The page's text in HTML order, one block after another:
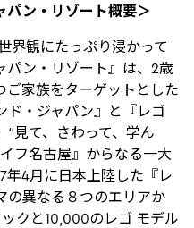
パン・リゾート概要＞
界観にたっぷり浸かって
パン・リゾート』は、2歳
ご家族をターゲットとした
ド・ジャパン』と『レゴ
見て、さわって、学ん
フ名古屋』からなる一大
年4月に日本上陸した『レ
の異なる８つのエリアか
クと10,000のレゴ モデル